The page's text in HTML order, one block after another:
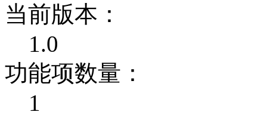
当前版本：
1.0
功能项数量：
1